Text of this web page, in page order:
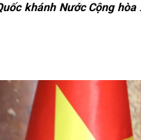
khánh Nước Cộng